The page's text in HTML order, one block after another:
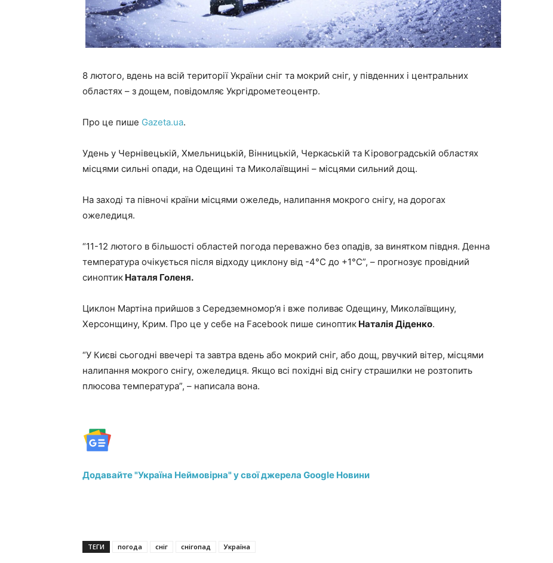
8 лютого, вдень на всій території України сніг та мокрий сніг, у південних і центральних
областях – з дощем, повідомляє Укргідрометеоцентр.
Про це пише Gazeta.ua.
Удень у Чернівецькій, Хмельницькій, Вінницькій, Черкаській та Кіровоградській областях
місцями сильні опади, на Одещині та Миколаївщині – місцями сильний дощ.
На заході та півночі країни місцями ожеледь, налипання мокрого снігу, на дорогах
ожеледиця.
“11-12 лютого в більшості областей погода переважно без опадів, за винятком півдня. Денна
температура очікується після відходу циклону від -4°С до +1°С”, – прогнозує провідний
синоптик Наталя Голеня.
Циклон Мартіна прийшов з Середземномор’я і вже поливає Одещину, Миколаївщину,
Херсонщину, Крим. Про це у себе на Facebook пише синоптик Наталія Діденко.
“У Києві сьогодні ввечері та завтра вдень або мокрий сніг, або дощ, рвучкий вітер, місцями
налипання мокрого снігу, ожеледиця. Якщо всі похідні від снігу страшилки не розтопить
плюсова температура”, – написала вона.
Додавайте "Україна Неймовірна" у свої джерела Google Новини
ТЕГИ погода сніг снігопад Україна